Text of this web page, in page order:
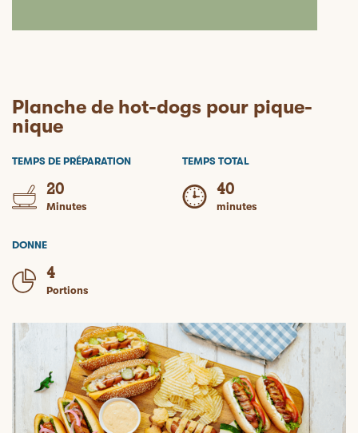
Planche de hot-dogs pour pique-
nique
TEMPS DE PRÉPARATION
20
Minutes
TEMPS TOTAL
40
minutes
DONNE
4
Portions